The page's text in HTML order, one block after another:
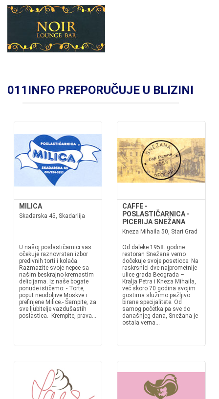
011INFO PREPORUČUJE U BLIZINI
MILICA
Skadarska 45, Skadarlija
U našoj poslastičarnici vas
očekuje raznovrstan izbor
predivnih torti i kolača.
Razmazite svoje nepce sa
našim beskrajno kremastim
delicijama. Iz naše bogate
ponude ističemo: - Torte,
poput neodoljive Moskve i
prefinjene Milice.- Šampite, za
sve ljubitelje vazdušastih
poslastica.- Krempite, prava...
CAFFE -
POSLASTIČARNICA -
PICERIJA SNEŽANA
Kneza Mihaila 50, Stari Grad
Od daleke 1958. godine
restoran Snežana verno
dočekuje svoje posetioce. Na
raskrsnici dve najprometnije
ulice grada Beograda –
Kralja Petra i Kneza Mihaila,
već skoro 70 godina svojim
gostima služimo pažljivo
birane specijalitete. Od
samog početka pa sve do
današnjeg dana, Snežana je
ostala verna...